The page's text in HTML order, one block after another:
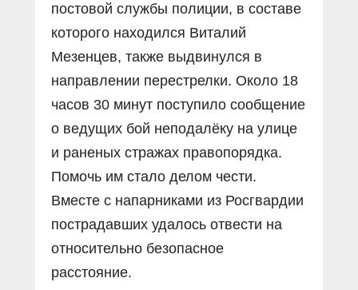
постовой службы полиции, в составе
которого находился Виталий
Мезенцев, также выдвинулся в
направлении перестрелки. Около 18
часов 30 минут поступило сообщение
о ведущих бой неподалёку на улице
и раненых стражах правопорядка.
Помочь им стало делом чести.
Вместе с напарниками из Росгвардии
пострадавших удалось отвести на
относительно безопасное
расстояние.